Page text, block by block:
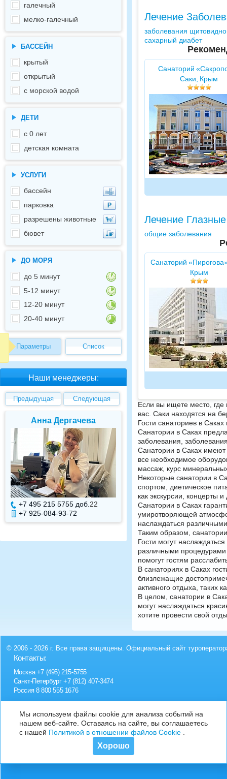
галечный
мелко-галечный
БАССЕЙН
крытый
открытый
с морской водой
ДЕТИ
с 0 лет
детская комната
УСЛУГИ
бассейн
парковка
разрешены животные
бювет
ДО МОРЯ
до 5 минут
5-12 минут
12-20 минут
20-40 минут
Параметры Список
Наши менеджеры:
Предыдущая Следующая
Анна Дергачева
+7 495 215 5755 доб. 22
+7 925-084-93-72
Елена
+7 495 215 5755 доб.
+7 925-084-93-71
Лечение
заболевания
сахарный диабет
Санаторий
Саки, Крым
Лечение
общие заболевания
Санаторий
Крым
Если вы ищете место, где
вас. Саки находятся на
Гости санаториев в
Санатории в Саках
заболевания,
Санатории в Саках имеют
все необходимое
массаж, курс
Некоторые санатории в
спортом, диетическое
как экскурсии, концерты
Санатории в Саках
умиротворяющей
наслаждаться
Таким образом,
Гости могут
различными процедурами
помогут гостям
В санаториях в Саках
близлежащие
активного отдыха, таких
В целом, санатории в
могут наслаждаться
хотите провести свой
© 2006 - 2026 г. Все права защищены. Официальный сайт
Контакты:
Москва+7 (495) 215-5755
Санкт-Петербург+7 (812) 407-3474
Россия 8 800 555 1676
Мы используем файлы cookie для анализа событий на
нашем веб-сайте. Оставаясь на сайте, вы соглашаетесь
с нашей Политикой в отношении файлов Cookie.
Хорошо